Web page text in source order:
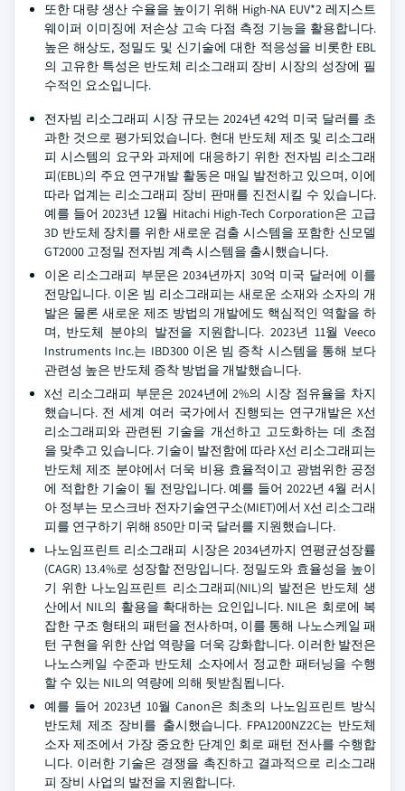
또한 대량 생산 수율을 높이기 위해 High-NA EUV*2 레지스트
웨이퍼 이미징에 저손상 고속 다점 측정 기능을 활용합니다.
높은 해상도, 정밀도 및 신기술에 대한 적응성을 비롯한 EBL
의 고유한 특성은 반도체 리소그래피 장비 시장의 성장에 필
수적인 요소입니다.
전자빔 리소그래피 시장 규모는 2024년 42억 미국 달러를 초
과한 것으로 평가되었습니다. 현대 반도체 제조 및 리소그래
피 시스템의 요구와 과제에 대응하기 위한 전자빔 리소그래
피(EBL)의 주요 연구개발 활동은 매일 발전하고 있으며, 이에
따라 업계는 리소그래피 장비 판매를 진전시킬 수 있습니다.
예를 들어 2023년 12월 Hitachi High-Tech Corporation은 고급
3D 반도체 장치를 위한 새로운 검출 시스템을 포함한 신모델
GT2000 고정밀 전자빔 계측 시스템을 출시했습니다.
이온 리소그래피 부문은 2034년까지 30억 미국 달러에 이를
전망입니다. 이온 빔 리소그래피는 새로운 소재와 소자의 개
발은 물론 새로운 제조 방법의 개발에도 핵심적인 역할을 하
며, 반도체 분야의 발전을 지원합니다. 2023년 11월 Veeco
Instruments Inc.는 IBD300 이온 빔 증착 시스템을 통해 보다
관련성 높은 반도체 증착 방법을 개발했습니다.
X선 리소그래피 부문은 2024년에 2%의 시장 점유율을 차지
했습니다. 전 세계 여러 국가에서 진행되는 연구개발은 X선
리소그래피와 관련된 기술을 개선하고 고도화하는 데 초점
을 맞추고 있습니다. 기술이 발전함에 따라 X선 리소그래피는
반도체 제조 분야에서 더욱 비용 효율적이고 광범위한 공정
에 적합한 기술이 될 전망입니다. 예를 들어 2022년 4월 러시
아 정부는 모스크바 전자기술연구소(MIET)에서 X선 리소그래
피를 연구하기 위해 850만 미국 달러를 지원했습니다.
나노임프린트 리소그래피 시장은 2034년까지 연평균성장률
(CAGR) 13.4%로 성장할 전망입니다. 정밀도와 효율성을 높이
기 위한 나노임프린트 리소그래피(NIL)의 발전은 반도체 생
산에서 NIL의 활용을 확대하는 요인입니다. NIL은 회로에 복
잡한 구조 형태의 패턴을 전사하며, 이를 통해 나노스케일 패
턴 구현을 위한 산업 역량을 더욱 강화합니다. 이러한 발전은
나노스케일 수준과 반도체 소자에서 정교한 패터닝을 수행
할 수 있는 NIL의 역량에 의해 뒷받침됩니다.
예를 들어 2023년 10월 Canon은 최초의 나노임프린트 방식
반도체 제조 장비를 출시했습니다. FPA1200NZ2C는 반도체
소자 제조에서 가장 중요한 단계인 회로 패턴 전사를 수행합
니다. 이러한 기술은 경쟁을 촉진하고 결과적으로 리소그래
피 장비 사업의 발전을 지원합니다.